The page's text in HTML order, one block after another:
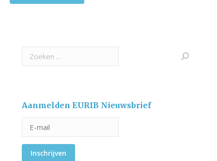
Search:
Aanmelden EURIB Nieuwsbrief
Inschrijven